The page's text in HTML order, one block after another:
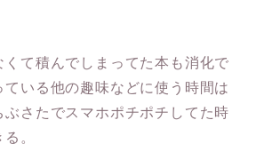
くて積んでしまってた本も消化で
ている他の趣味などに使う時間は
さたでスマホポチポチしてた時
。